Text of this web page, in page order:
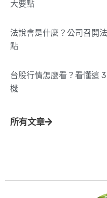
大要點
法說會是什麼？公司召開
點
台股行情怎麼看？看懂這
機
所有文章